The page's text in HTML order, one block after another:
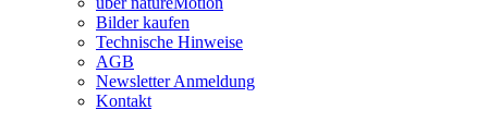
Bilder kaufen
Technische Hinweise
AGB
Newsletter Anmeldung
Kontakt